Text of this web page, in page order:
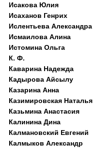
Исакова Юлия
Исаханов Генрих
Ислентьева Александра
Исмаилова Алина
Истомина Ольга
К. Ф.
Каварина Надежда
Кадырова Айсылу
Казарина Анна
Казимировская Наталья
Казьмина Анастасия
Калинина Дина
Калмановский Евгений
Калмыков Александр